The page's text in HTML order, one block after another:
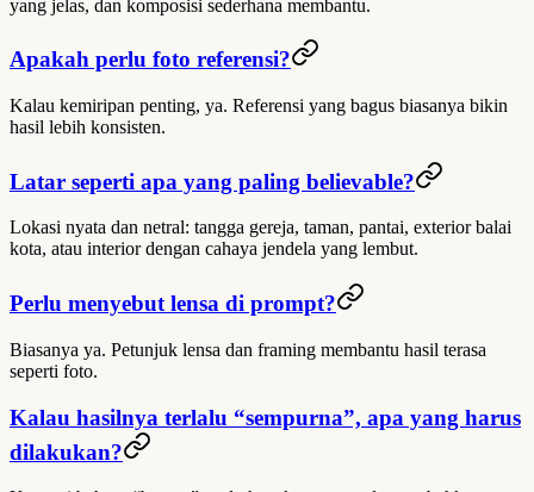
yang jelas, dan komposisi sederhana membantu.
Apakah perlu foto referensi?
Kalau kemiripan penting, ya. Referensi yang bagus biasanya bikin
hasil lebih konsisten.
Latar seperti apa yang paling believable?
Lokasi nyata dan netral: tangga gereja, taman, pantai, exterior balai
kota, atau interior dengan cahaya jendela yang lembut.
Perlu menyebut lensa di prompt?
Biasanya ya. Petunjuk lensa dan framing membantu hasil terasa
seperti foto.
Kalau hasilnya terlalu “sempurna”, apa yang harus
dilakukan?